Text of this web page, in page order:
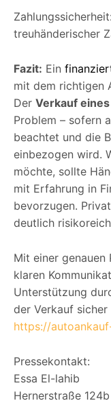
treuhänderischer
Fazit: Ein
mit dem richtigen
Der Verkauf
Problem – sofern
beachtet und die
einbezogen wird.
möchte, sollte
mit Erfahrung in
bevorzugen.
deutlich
Mit einer
klaren
Unterstützung
der Verkauf
https://
Pressekontakt:
Essa El-lahib
Hernerstraße 124b